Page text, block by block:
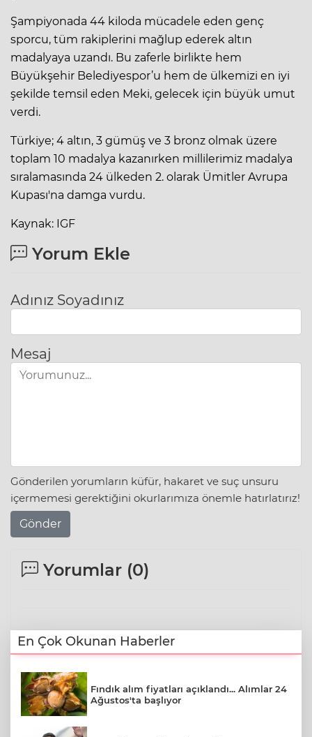
Şampiyonada 44 kiloda mücadele eden genç
sporcu, tüm rakiplerini mağlup ederek altın
madalyaya uzandı. Bu zaferle birlikte hem
Büyükşehir Belediyespor’u hem de ülkemizi en iyi
şekilde temsil eden Meki, gelecek için büyük umut
verdi.
Türkiye; 4 altın, 3 gümüş ve 3 bronz olmak üzere
toplam 10 madalya kazanırken millilerimiz madalya
sıralamasında 24 ülkeden 2. olarak Ümitler Avrupa
Kupası'na damga vurdu.
Kaynak: IGF
Yorum Ekle
Adınız Soyadınız
Mesaj
Gönderilen yorumların küfür, hakaret ve suç unsuru
içermemesi gerektiğini okurlarımıza önemle hatırlatırız!
Gönder
Yorumlar (0)
En Çok Okunan Haberler
Fındık alım fiyatları açıklandı... Alımlar 24
Ağustos'ta başlıyor